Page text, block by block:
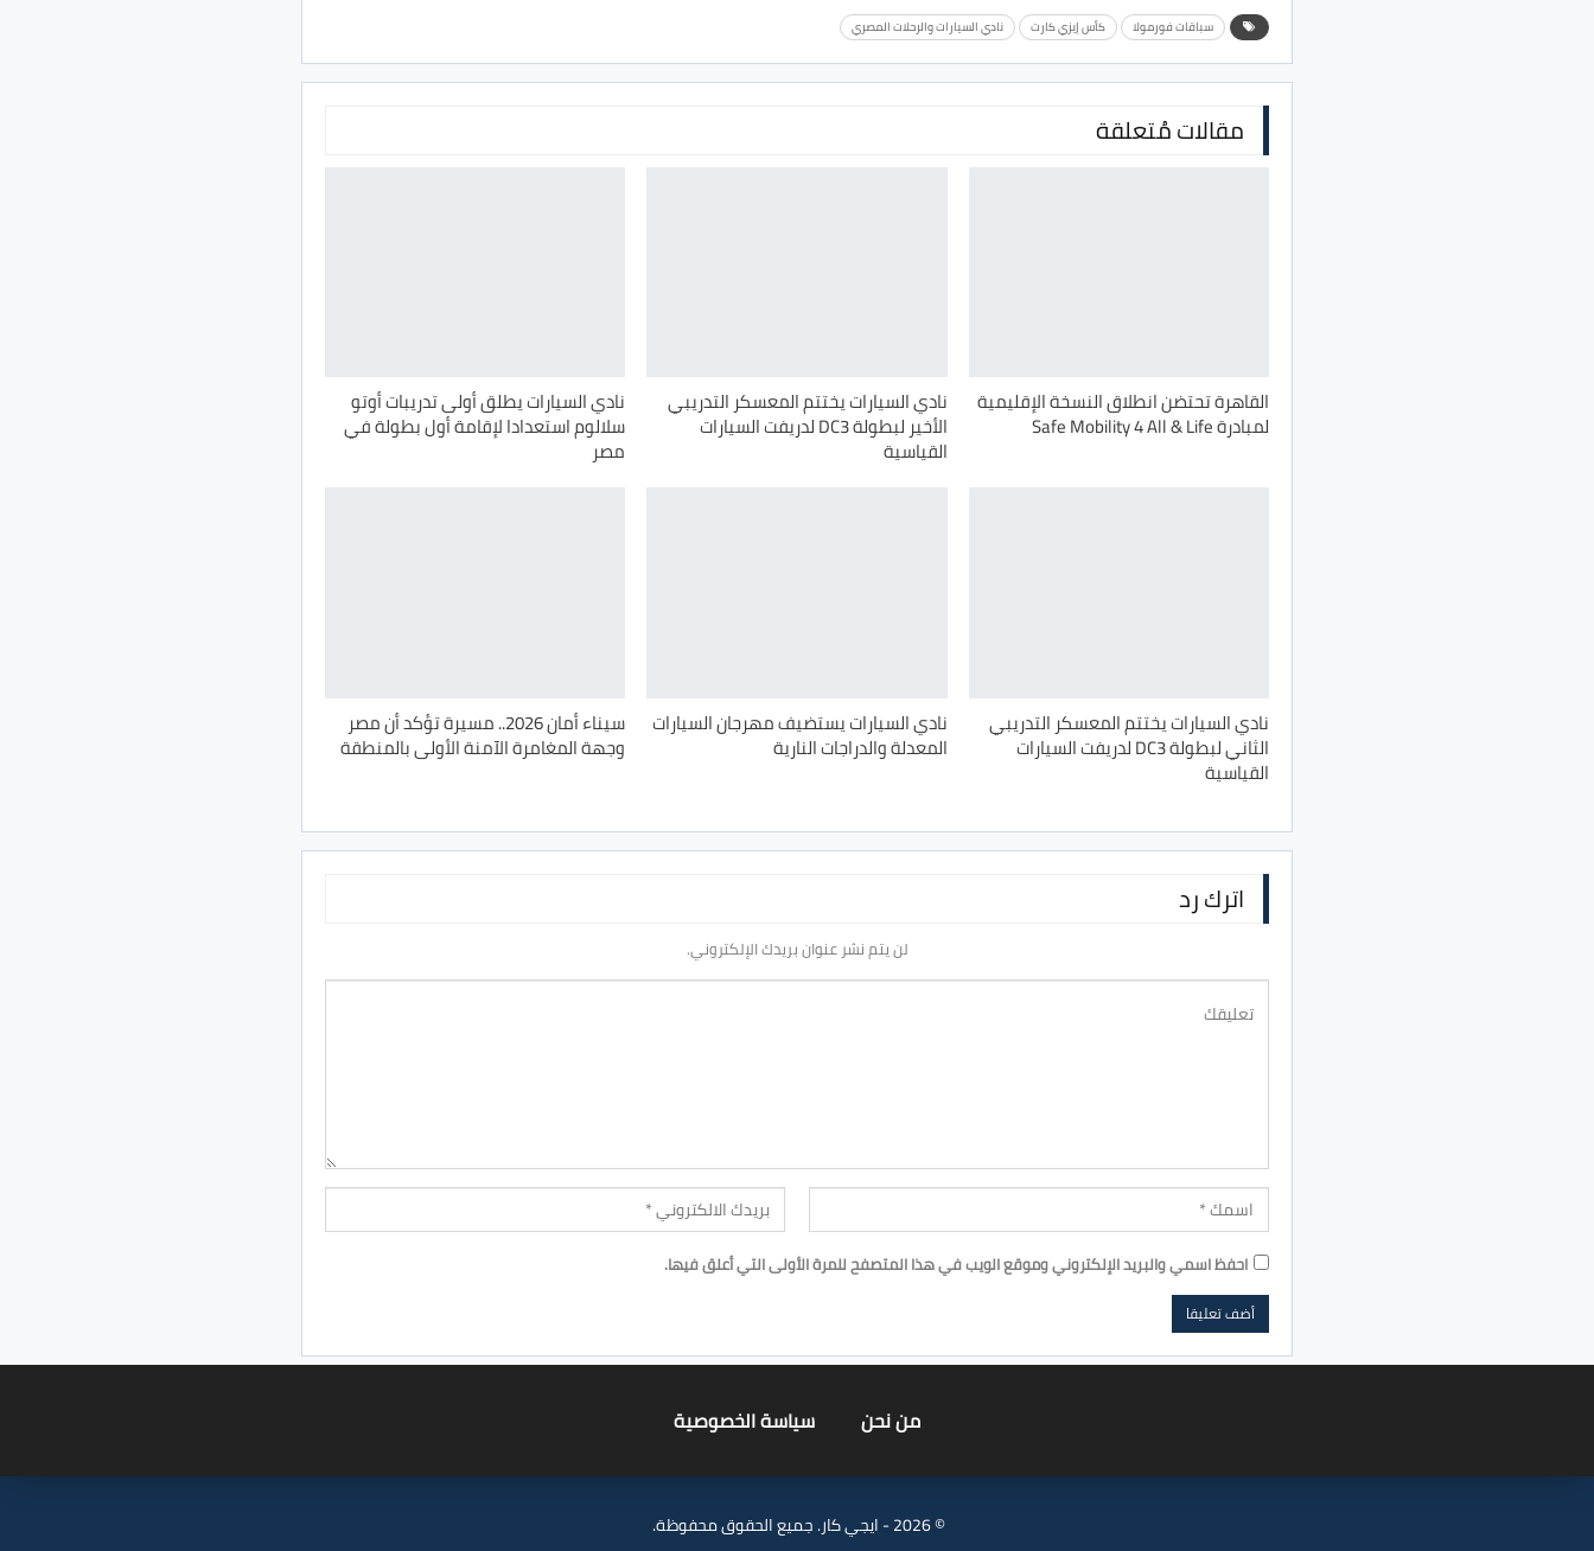
سباقات فورمولا كأس إيزي كارت نادي السيارات والرحلات المصري
مقالات مُتعلقة
القاهرة تحتضن انطلاق النسخة الإقليمية
لمبادرة Safe Mobility 4 All & Life
نادي السيارات يختتم المعسكر التدريبي
الأخير لبطولة ‏DC3‎‏ لدريفت ‏السيارات
القياسية
نادي السيارات يطلق أولى تدريبات أوتو
سلالوم استعدادا لإقامة أول بطولة في
مصر
نادي السيارات يختتم المعسكر التدريبي
الثاني لبطولة ‏DC3‎ ‏لدريفت السيارات
القياسية
نادي السيارات يستضيف مهرجان السيارات
المعدلة والدراجات النارية
سيناء أمان 2026.. مسيرة تؤكد أن مصر
وجهة المغامرة الآمنة الأولى بالمنطقة
اترك رد
لن يتم نشر عنوان بريدك الإلكتروني.
احفظ اسمي والبريد الإلكتروني وموقع الويب في هذا المتصفح للمرة الأولى التي أعلق فيها.
من نحن سياسة الخصوصية
© 2026 - ايجي كار. جميع الحقوق محفوظة.